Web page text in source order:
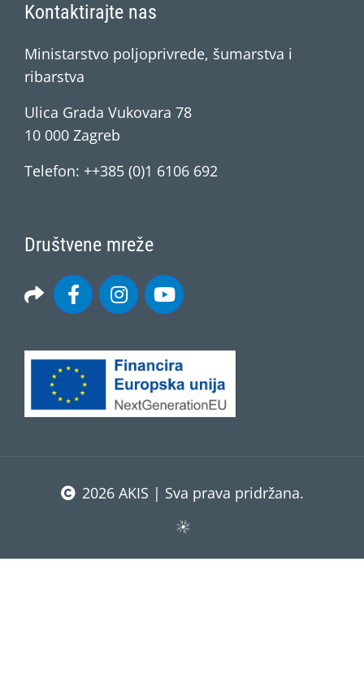
Kontaktirajte nas
Ministarstvo poljoprivrede, šumarstva i
ribarstva
Ulica Grada Vukovara 78
10 000 Zagreb
Telefon: ++385 (0)1 6106 692
Društvene mreže
2026 AKIS | Sva prava pridržana.